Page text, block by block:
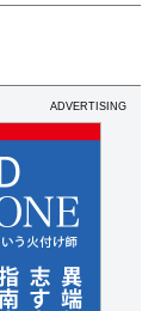
ADVERTISING